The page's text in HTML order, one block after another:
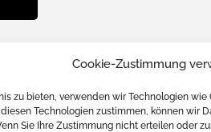
Cookie-Zustimmung
zu bieten, verwenden wir Technologien
Technologien zustimmen, können wir
Sie Ihre Zustimmung nicht erteilen oder